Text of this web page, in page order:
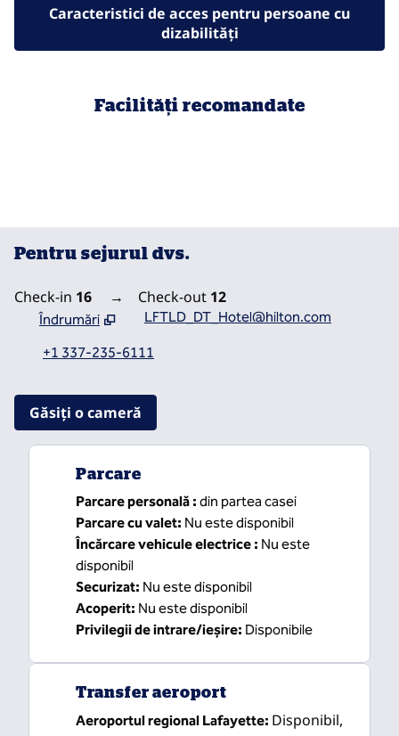
Caracteristici de acces pentru persoane cu
dizabilităţi
Facilități recomandate
CENTRU DE FITNESS
Pentru sejurul dvs.
Check-in 16 → Check-out 12
Îndrumări
Deschide o filă nouă
LFTLD_DT_Hotel@hilton.com
+1 337-235-6111
Găsiți o cameră
Parcare
Parcare personală : din partea casei
Parcare cu valet: Nu este disponibil
Încărcare vehicule electrice : Nu este
disponibil
Securizat: Nu este disponibil
Acoperit: Nu este disponibil
Privilegii de intrare/ieșire: Disponibile
Transfer aeroport
Aeroportul regional Lafayette: Disponibil,